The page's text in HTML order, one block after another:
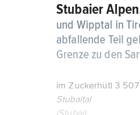
Stubaier
und Wipptal in
abfallende Teil
Grenze zu den
im Zuckerhütl 3
Stubaital